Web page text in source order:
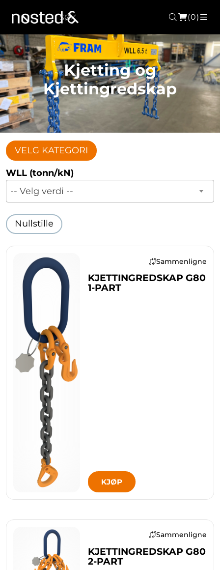
Søk
(0)
Kjetting og
Kjettingredskap
VELG KATEGORI
WLL (tonn/kN)
-- Velg verdi --
Nullstille
Sammenligne
KJETTINGREDSKAP G80
1-PART
KJØP
Sammenligne
KJETTINGREDSKAP G80
2-PART